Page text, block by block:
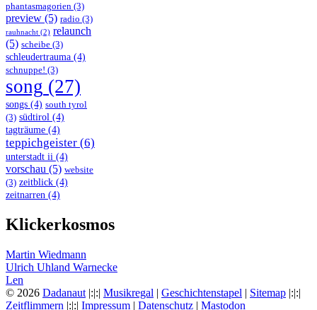
phantasmagorien (3)
preview (5) radio (3)
rauhnacht (2) relaunch
(5) scheibe (3)
schleudertrauma (4)
schnuppe! (3)
song (27)
songs (4) south tyrol
(3) südtirol (4)
tagträume (4)
teppichgeister (6)
unterstadt ii (4)
vorschau (5) website
(3) zeitblick (4)
zeitnarren (4)
Klickerkosmos
Martin Wiedmann
Ulrich Uhland Warnecke
Len
© 2026 Dadanaut |:|:| Musikregal | Geschichtenstapel | Sitemap |:|:|
Zeitflimmern |:|:| Impressum | Datenschutz | Mastodon